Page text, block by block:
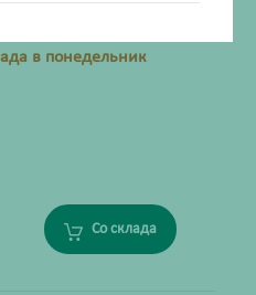
в понедельник
Со склада